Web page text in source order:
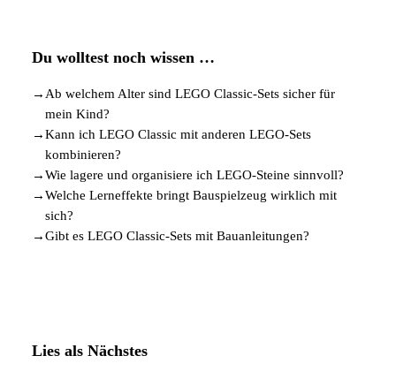
Du wolltest noch wissen …
→ Ab welchem Alter sind LEGO Classic-Sets sicher für
mein Kind?
→Kann ich LEGO Classic mit anderen LEGO-Sets
kombinieren?
→Wie lagere und organisiere ich LEGO-Steine sinnvoll?
→Welche Lerneffekte bringt Bauspielzeug wirklich mit
sich?
→Gibt es LEGO Classic-Sets mit Bauanleitungen?
Lies als Nächstes